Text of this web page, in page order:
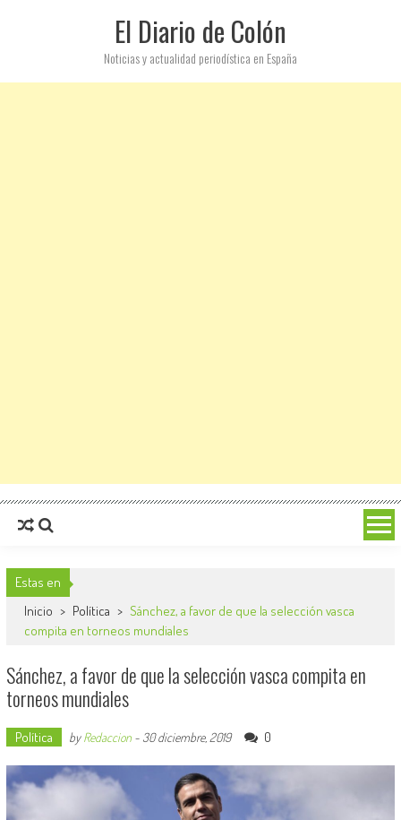
El Diario de Colón
Noticias y actualidad periodística en España
Estas en
Inicio > Política > Sánchez, a favor de que la selección vasca
compita en torneos mundiales
Sánchez, a favor de que la selección vasca compita en
torneos mundiales
Política byRedaccion- 30 diciembre, 2019 0